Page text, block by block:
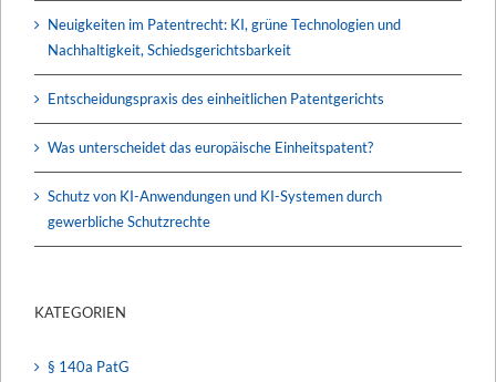
Neuigkeiten im Patentrecht: KI, grüne Technologien und
Nachhaltigkeit, Schiedsgerichtsbarkeit
Entscheidungspraxis des einheitlichen Patentgerichts
Was unterscheidet das europäische Einheitspatent?
Schutz von KI-Anwendungen und KI-Systemen durch
gewerbliche Schutzrechte
KATEGORIEN
§ 140a PatG